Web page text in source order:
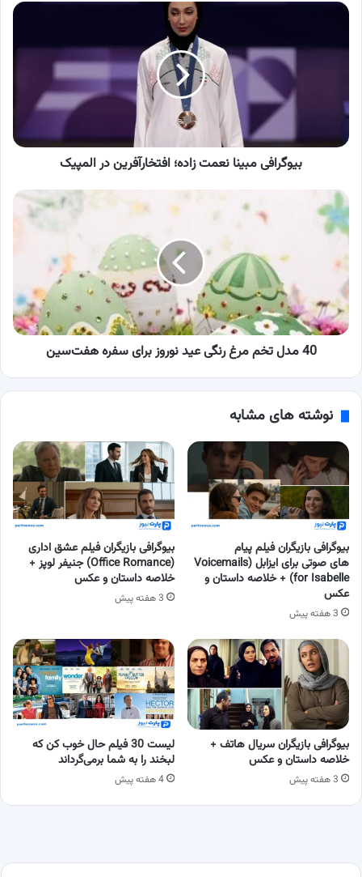
بیوگرافی
المپیک
بیوگرافی مبینا نعمت زاده؛ افتخارآفرین در المپیک
40
مدل
تخم
مرغ
رنگی
عید
نوروز
برای
سفره
هفت‌سین40 مدل تخم مرغ رنگی عید نوروز برای سفره هفت‌سین
نوشته های مشابه
بیوگرافی بازیگران فیلم پیام
های صوتی برای ایزابل (Voicemails
for Isabelle) + خلاصه داستان و
عکس
3 هفته پیش
بیوگرافی بازیگران فیلم عشق اداری
(Office Romance) جنیفر لوپز +
خلاصه داستان و عکس
3 هفته پیش
بیوگرافی بازیگران سریال هاتف +
خلاصه داستان و عکس
3 هفته پیش
لیست 30 فیلم حال خوب کن که
لبخند را به شما برمی‌گرداند
4 هفته پیش